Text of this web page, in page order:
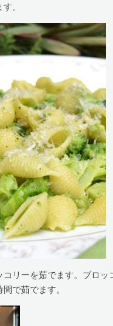
。
リーを茹でます。ブロ
で茹でます。